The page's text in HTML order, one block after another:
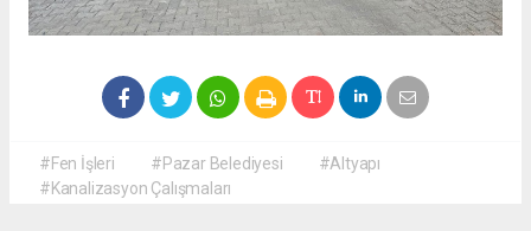
#Fen İşleri #Pazar Belediyesi
#Altyapı
#Kanalizasyon Çalışmaları